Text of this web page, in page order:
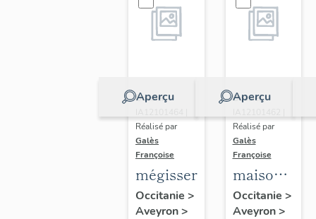
Aperçu
Dossier
Réalisé par
Galès
Françoise
mégisseries
Occitanie >
Aveyron>
Aperçu
Dossier
Réalisé par
Galès
Françoise
maisons
médiévales
Occitanie >
Aveyron>